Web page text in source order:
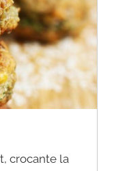
crocante la